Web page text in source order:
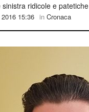
ridicole e patetiche
15:36 in Cronaca